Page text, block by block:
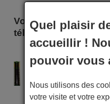
Voici certains
télécommande
Alimentation : 2 piles
Pile alcaline type AAA
dans la grande
Quel plaisir
accueillir !
pouvoir vous
Nous utilisons des
votre visite et votre